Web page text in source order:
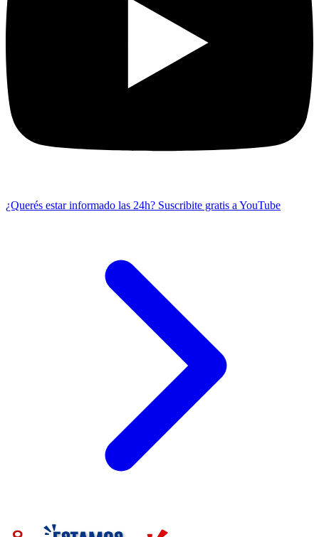
¿Querés estar informado las 24h? Suscribite gratis a YouTube